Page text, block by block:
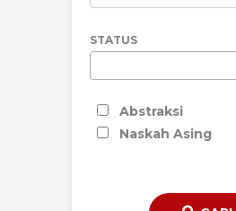
STATUS
Abstraksi
Naskah Asing